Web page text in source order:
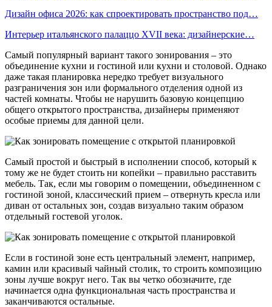
Дизайн офиса 2026: как спроектировать пространство под…
Интерьер итальянского палаццо XVII века: дизайнерские…
Самый популярный вариант такого зонирования – это
объединение кухни и гостиной или кухни и столовой. Однако
даже такая планировка нередко требует визуального
разграничения зон или формального отделения одной из
частей комнаты. Чтобы не нарушить базовую концепцию
общего открытого пространства, дизайнеры применяют
особые приемы для данной цели.
Самый простой и быстрый в исполнении способ, который к
тому же не будет стоить ни копейки – правильно расставить
мебель. Так, если мы говорим о помещении, объединенном с
гостиной зоной, классический прием – отвернуть кресла или
диван от остальных зон, создав визуально таким образом
отдельный гостевой уголок.
Если в гостиной зоне есть центральный элемент, например,
камин или красивый чайный столик, то строить композицию
зоны лучше вокруг него. Так вы четко обозначите, где
начинается одна функциональная часть пространства и
заканчиваются остальные.